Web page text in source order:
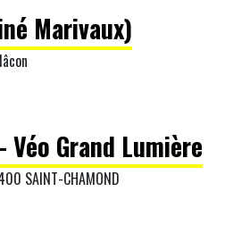
Marivaux)
Véo Grand Lumière
SAINT-CHAMOND